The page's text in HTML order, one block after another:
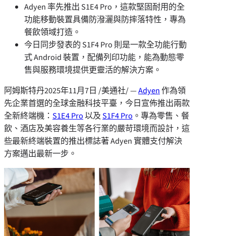
Adyen 率先推出 S1E4 Pro，這款堅固耐用的全
功能移動裝置具備防潑灑與防摔落特性，專為
餐飲領域打造。
今日同步發表的 S1F4 Pro 則是一款全功能行動
式 Android 裝置，配備列印功能，能為動態零
售與服務環境提供更靈活的解決方案。
阿姆斯特丹2025年11月7日 /美通社/ —Adyen作為領
先企業首選的全球金融科技平臺，今日宣佈推出兩款
全新終端機： S1E4 Pro以及S1F4 Pro 。專為零售、餐
飲、酒店及美容養生等各行業的嚴苛環境而設計，這
些最新終端裝置的推出標誌著 Adyen 實體支付解決
方案邁出最新一步。